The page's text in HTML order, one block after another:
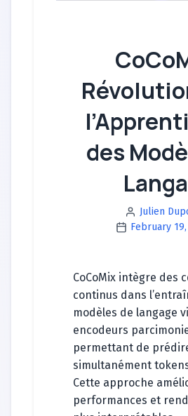
des
Julien
February 19,
CoCoMix intègre des
continus dans
modèles de langage
encodeurs
permettant de
simultanément
Cette approche
performances et